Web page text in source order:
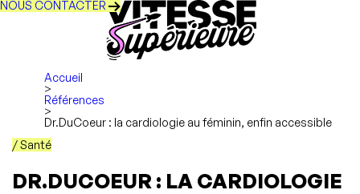
NOUS CONTACTER
Accueil
>
Références
>
Dr.DuCoeur : la cardiologie au féminin, enfin accessible
/ Santé
DR.DUCOEUR : LA CARDIOLOGIE